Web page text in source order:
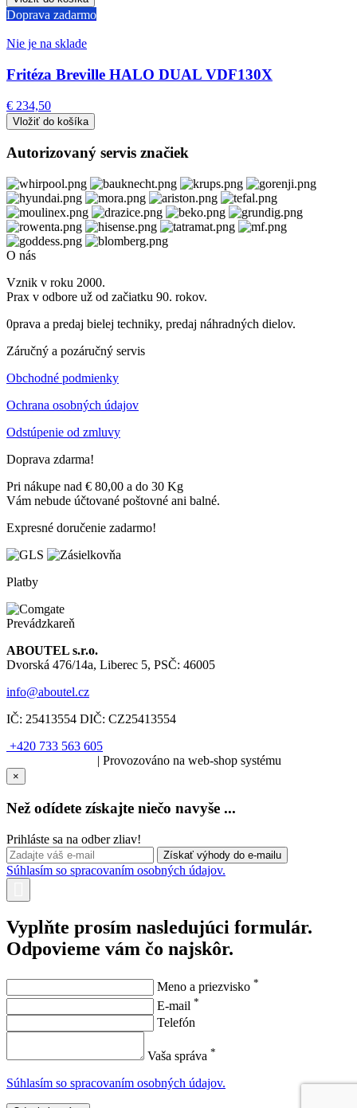
Doprava zadarmo
Nie je na sklade
Fritéza Breville HALO DUAL VDF130X
€ 234,50
Autorizovaný servis značiek
O nás
Vznik v roku 2000.
Prax v odbore už od začiatku 90. rokov.
0prava a predaj bielej techniky, predaj náhradných dielov.
Záručný a pozáručný servis
Obchodné podmienky
Ochrana osobných údajov
Odstúpenie od zmluvy
Doprava zdarma!
Pri nákupe nad € 80,00 a do 30 Kg
Vám nebude účtované poštovné ani balné.
Expresné doručenie zadarmo!
Platby
Prevádzkareň
ABOUTEL s.r.o.
Dvorská 476/14a, Liberec 5, PSČ: 46005
info@aboutel.cz
IČ: 25413554 DIČ: CZ25413554
+420 733 563 605
| Provozováno na web-shop systému
×
Než odídete získajte niečo navyše ...
Prihláste sa na odber zliav!
Súhlasím so spracovaním osobných údajov.
Vyplňte prosím nasledujúci formulár.
Odpovieme vám čo najskôr.
Meno a priezvisko *
E-mail *
Telefón
Vaša správa *
Súhlasím so spracovaním osobných údajov.